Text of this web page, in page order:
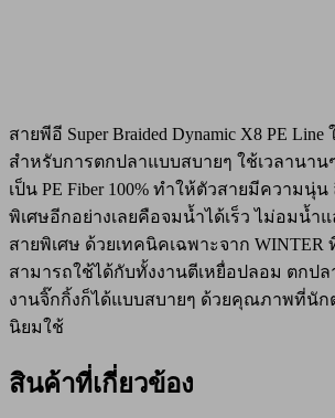
สายพีอี Super Braided Dynamic X8 PE
สำหรับการตกปลาแบบสบายๆ ใช้เวลานาน
เป็น PE Fiber 100% ทำให้ตัวสายมีความนุ่
พิเศษอีกอย่างเลยคือจมน้ำได้เร็ว ไม่อมน้ำ
สายพิเศษ ด้วยเทคนิคเฉพาะจาก WINTER
สามารถใช้ได้กับทั้งงานตีเหยื่อปลอม ตกปล
งานจิ๊กกิ้งก็ได้แบบสบายๆ ด้วยคุณภาพที่นั
นิยมใช้
สินค้าที่เกี่ยวข้อง